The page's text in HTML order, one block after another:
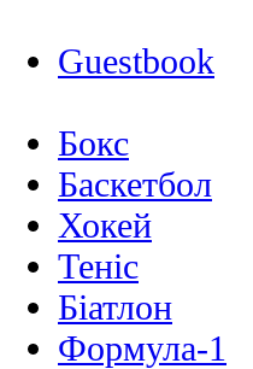
Guestbook
Бокс
Баскетбол
Хокей
Теніс
Біатлон
Формула-1